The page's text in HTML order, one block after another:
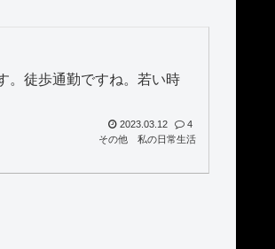
徒歩通勤ですね。若い時
2023.03.12
4
その他
私の日常生活